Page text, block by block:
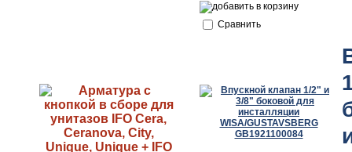
Сравнить